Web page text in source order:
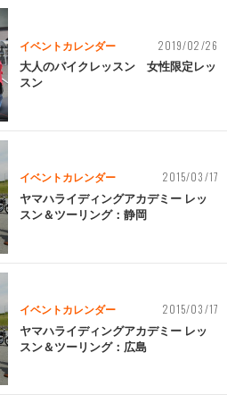
イベントカレンダー 2019/02/26
大人のバイクレッスン 女性限定レッ
スン
イベントカレンダー 2015/03/17
ヤマハライディングアカデミー レッ
スン＆ツーリング：静岡
イベントカレンダー 2015/03/17
ヤマハライディングアカデミー レッ
スン＆ツーリング：広島